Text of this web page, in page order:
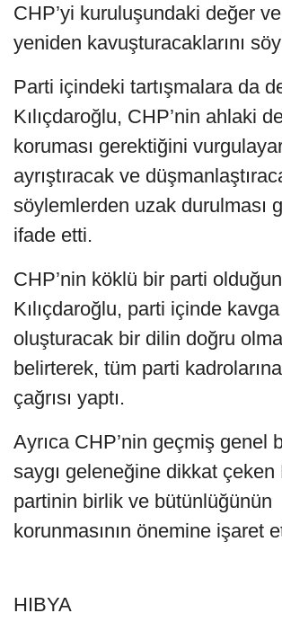
CHP’yi kuruluşundaki değer
yeniden kavuşturacaklarını
Parti içindeki tartışmalara da
Kılıçdaroğlu, CHP’nin ahlaki
koruması gerektiğini
ayrıştıracak ve
söylemlerden uzak durulması
ifade etti.
CHP’nin köklü bir parti
Kılıçdaroğlu, parti içinde
oluşturacak bir dilin doğru
belirterek, tüm parti
çağrısı yaptı.
Ayrıca CHP’nin geçmiş genel
saygı geleneğine dikkat çeken
partinin birlik ve bütünlüğünün
korunmasının önemine işaret
HIBYA